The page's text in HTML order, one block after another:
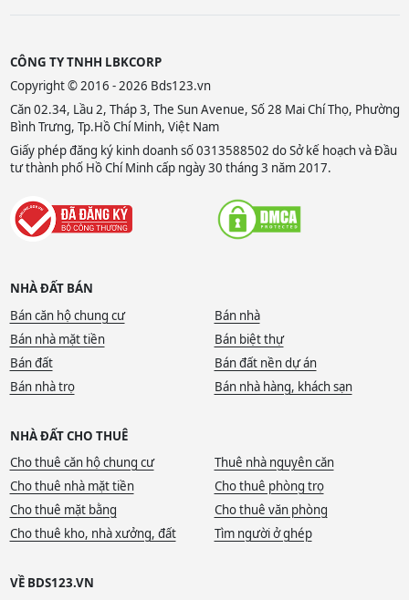
CÔNG TY TNHH LBKCORP
Copyright © 2016 - 2026 Bds123.vn
Căn 02.34, Lầu 2, Tháp 3, The Sun Avenue, Số 28 Mai Chí Thọ, Phường
Bình Trưng, Tp.Hồ Chí Minh, Việt Nam
Giấy phép đăng ký kinh doanh số 0313588502 do Sở kế hoạch và Đầu
tư thành phố Hồ Chí Minh cấp ngày 30 tháng 3 năm 2017.
NHÀ ĐẤT BÁN
Bán căn hộ chung cư
Bán nhà
Bán nhà mặt tiền
Bán biệt thự
Bán đất
Bán đất nền dự án
Bán nhà trọ
Bán nhà hàng, khách sạn
NHÀ ĐẤT CHO THUÊ
Cho thuê căn hộ chung cư
Thuê nhà nguyên căn
Cho thuê nhà mặt tiền
Cho thuê phòng trọ
Cho thuê mặt bằng
Cho thuê văn phòng
Cho thuê kho, nhà xưởng, đất
Tìm người ở ghép
VỀ BDS123.VN